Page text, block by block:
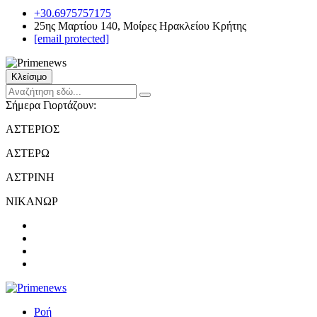
+30.6975757175
25ης Μαρτίου 140, Μοίρες Ηρακλείου Κρήτης
[email protected]
Κλείσιμο
Σήμερα Γιορτάζουν:
ΑΣΤΕΡΙΟΣ
ΑΣΤΕΡΩ
ΑΣΤΡΙΝΗ
ΝΙΚΑΝΩΡ
Ροή